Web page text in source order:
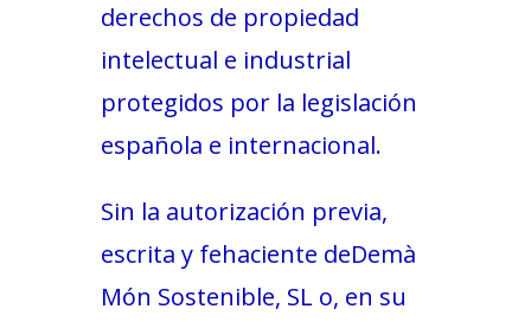
derechos de propiedad
intelectual e industrial
protegidos por la legislación
española e internacional.
Sin la autorización previa,
escrita y fehaciente deDemà
Món Sostenible, SL o, en su